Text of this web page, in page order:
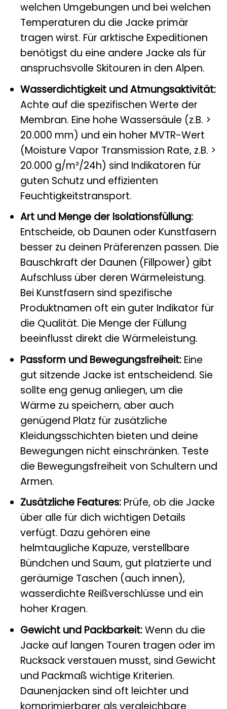
welchen Umgebungen und bei welchen
Temperaturen du die Jacke primär
tragen wirst. Für arktische Expeditionen
benötigst du eine andere Jacke als für
anspruchsvolle Skitouren in den Alpen.
Wasserdichtigkeit und Atmungsaktivität:
Achte auf die spezifischen Werte der
Membran. Eine hohe Wassersäule (z.B. >
20.000 mm) und ein hoher MVTR-Wert
(Moisture Vapor Transmission Rate, z.B. >
20.000 g/m²/24h) sind Indikatoren für
guten Schutz und effizienten
Feuchtigkeitstransport.
Art und Menge der Isolationsfüllung:
Entscheide, ob Daunen oder Kunstfasern
besser zu deinen Präferenzen passen. Die
Bauschkraft der Daunen (Fillpower) gibt
Aufschluss über deren Wärmeleistung.
Bei Kunstfasern sind spezifische
Produktnamen oft ein guter Indikator für
die Qualität. Die Menge der Füllung
beeinflusst direkt die Wärmeleistung.
Passform und Bewegungsfreiheit:Eine
gut sitzende Jacke ist entscheidend. Sie
sollte eng genug anliegen, um die
Wärme zu speichern, aber auch
genügend Platz für zusätzliche
Kleidungsschichten bieten und deine
Bewegungen nicht einschränken. Teste
die Bewegungsfreiheit von Schultern und
Armen.
Zusätzliche Features:Prüfe, ob die Jacke
über alle für dich wichtigen Details
verfügt. Dazu gehören eine
helmtaugliche Kapuze, verstellbare
Bündchen und Saum, gut platzierte und
geräumige Taschen (auch innen),
wasserdichte Reißverschlüsse und ein
hoher Kragen.
Gewicht und Packbarkeit:Wenn du die
Jacke auf langen Touren tragen oder im
Rucksack verstauen musst, sind Gewicht
und Packmaß wichtige Kriterien.
Daunenjacken sind oft leichter und
komprimierbarer als vergleichbare